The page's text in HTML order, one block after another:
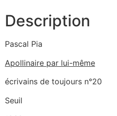
Description
Pascal Pia
Apollinaire par lui-même
écrivains de toujours n°20
Seuil